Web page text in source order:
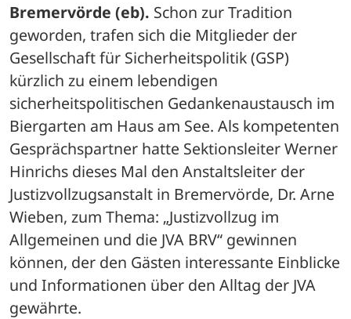
Bremervörde (eb). Schon zur Tradition
geworden, trafen sich die Mitglieder der
Gesellschaft für Sicherheitspolitik (GSP)
kürzlich zu einem lebendigen
sicherheitspolitischen Gedankenaustausch im
Biergarten am Haus am See. Als kompetenten
Gesprächspartner hatte Sektionsleiter Werner
Hinrichs dieses Mal den Anstaltsleiter der
Justizvollzugsanstalt in Bremervörde, Dr. Arne
Wieben, zum Thema: „Justizvollzug im
Allgemeinen und die JVA BRV“ gewinnen
können, der den Gästen interessante Einblicke
und Informationen über den Alltag der JVA
gewährte.